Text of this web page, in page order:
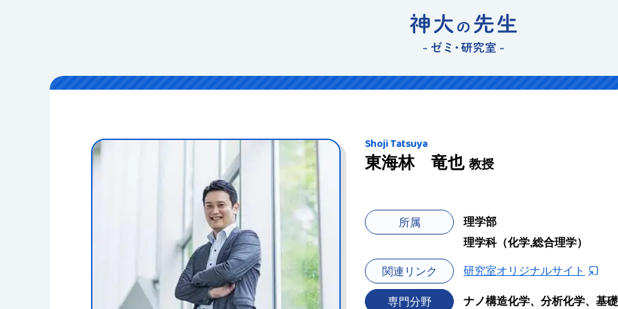
Shoji Tatsuya
東海林 竜也 教授
所属
理学部
理学科（化学,総合理学）
関連リンク 研究室オリジナルサイト
専門分野 ナノ構造化学、分析化学、基